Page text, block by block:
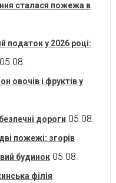
сталася пожежа в
податок у 2026 році:
05.08.
овочів і фруктів у
дороги 05.08.
пожежі: згорів
будинок 05.08.
філія